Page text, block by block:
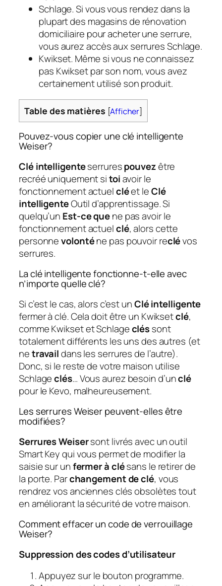
Schlage. Si vous vous rendez dans la
plupart des magasins de rénovation
domiciliaire pour acheter une serrure,
vous aurez accès aux serrures Schlage.
Kwikset. Même si vous ne connaissez
pas Kwikset par son nom, vous avez
certainement utilisé son produit.
Table des matières [Afficher]
Pouvez-vous copier une clé intelligente
Weiser?
Clé intelligenteserrurespouvezêtre
recréé uniquement sitoiavoir le
fonctionnement actuelcléet leClé
intelligenteOutil d’apprentissage. Si
quelqu’un Est-ce quene pas avoir le
fonctionnement actuelclé, alors cette
personnevolonténe pas pouvoir reclévos
serrures.
La clé intelligente fonctionne-t-elle avec
n’importe quelle clé?
Si c’est le cas, alors c’est unClé intelligente
fermer à clé. Cela doit être un Kwiksetclé,
comme Kwikset et Schlagecléssont
totalement différents les uns des autres (et
netravaildans les serrures de l’autre).
Donc, si le reste de votre maison utilise
Schlageclés… Vous aurez besoin d’unclé
pour le Kevo, malheureusement.
Les serrures Weiser peuvent-elles être
modifiées?
Serrures Weisersont livrés avec un outil
Smart Key qui vous permet de modifier la
saisie sur unfermer à clésans le retirer de
la porte. Parchangement de clé, vous
rendrez vos anciennes clés obsolètes tout
en améliorant la sécurité de votre maison.
Comment effacer un code de verrouillage
Weiser?
Suppression des codes d’utilisateur
Appuyez sur le bouton programme.